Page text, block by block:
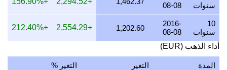
18 يوليو 2026
17 يوليو 2026 3,512.31
112.92
84.69
66.06
16 يوليو 2026
15 يوليو 2026 3,543.01
85.43
سنوات
08-08
10
سنوات
2016-
08-08
1,202.60
+2,554.29
+212.40%
أداء الذهب (EUR)
المدة التغير التغير %